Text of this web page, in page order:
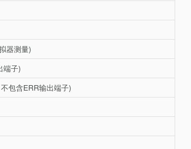
器测量)
端子)
包含ERR输出端子)